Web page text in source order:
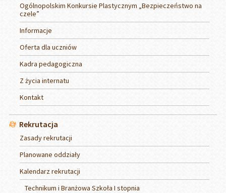
Ogólnopolskim Konkursie Plastycznym „Bezpieczeństwo na
czele”
Informacje
Oferta dla uczniów
Kadra pedagogiczna
Z życia internatu
Kontakt
Rekrutacja
Zasady rekrutacji
Planowane oddziały
Kalendarz rekrutacji
Technikum i Branżowa Szkoła I stopnia